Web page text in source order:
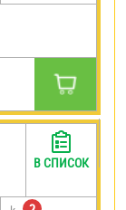
В СПИСОК